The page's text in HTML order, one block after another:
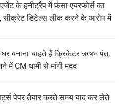
एजेंट के हनीट्रैप में फंसा एयरफोर्स का
सीक्रेट डिटेल्स लीक करने के आरोप में
घर बनाना चाहते हैं क्रिकेटर ऋषभ पंत,
में CM धामी से मांगी मदद
पेपर तैयार करते समय याद कर लेते